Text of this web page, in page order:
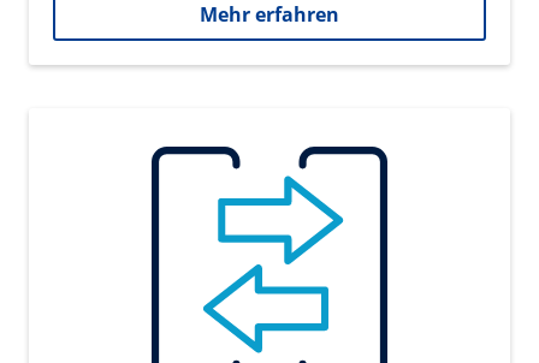
Mehr erfahren